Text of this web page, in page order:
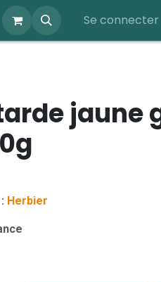
Se connecter
jaune
Herbier